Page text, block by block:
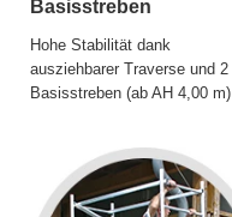
Basisstreben
Hohe Stabilität dank
ausziehbarer Traverse und 2
Basisstreben (ab AH 4,00 m)